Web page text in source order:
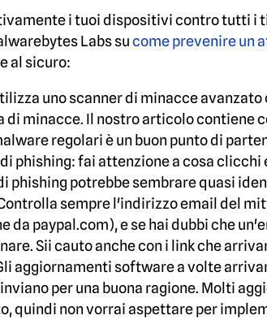
i tuoi dispositivi contro tutti
Labs sucome prevenire un
al sicuro:
uno scanner di minacce
minacce. Il nostro articolo contiene
regolari è un buon punto di
phishing: fai attenzione a cosa
phishing potrebbe sembrare quasi
sempre l'indirizzo email del
da paypal.com), e se hai dubbi che
Sii cauto anche con i link che
aggiornamenti software a volte
per una buona ragione. Molti
quindi non vorrai aspettare per